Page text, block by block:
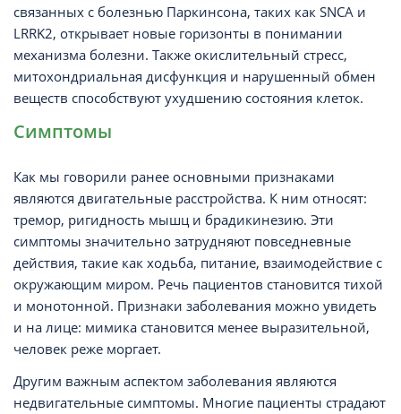
связанных с болезнью Паркинсона, таких как SNCA и
LRRK2, открывает новые горизонты в понимании
механизма болезни. Также окислительный стресс,
митохондриальная дисфункция и нарушенный обмен
веществ способствуют ухудшению состояния клеток.
Симптомы
Как мы говорили ранее основными признаками
являются двигательные расстройства. К ним относят:
тремор, ригидность мышц и брадикинезию. Эти
симптомы значительно затрудняют повседневные
действия, такие как ходьба, питание, взаимодействие с
окружающим миром. Речь пациентов становится тихой
и монотонной. Признаки заболевания можно увидеть
и на лице: мимика становится менее выразительной,
человек реже моргает.
Другим важным аспектом заболевания являются
недвигательные симптомы. Многие пациенты страдают